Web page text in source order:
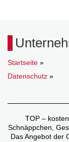
Startseite »
Datenschutz »
TOP –
Schnäppchen,
Das Angebot der